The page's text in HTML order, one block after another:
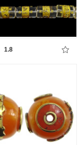
1.8